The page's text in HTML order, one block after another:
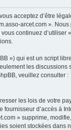
acceptez d’être
arcet.com ».
continuez d’utiliser
») qui est un script
les discussions
veuillez consulter :
les lois de votre
d’accès à
» supprime,
soient stockées dans